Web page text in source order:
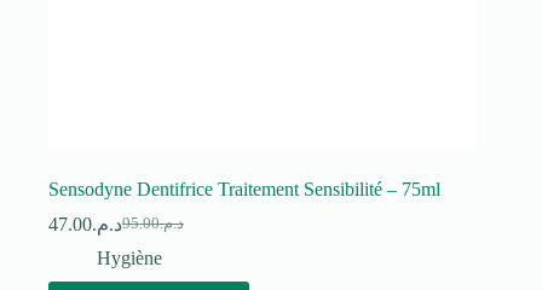
Sensodyne Dentifrice Traitement Sensibilité – 75ml
د.م.95.00
Le
prix
د.م.47.00
Le
prix
Hygiène